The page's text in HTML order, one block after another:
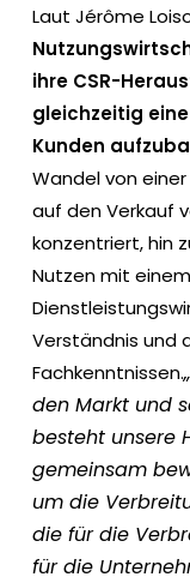
Laut Jérôme
ihre CSR-
gleichzeitig
Kunden
Wandel von
auf den Verkauf
konzentriert, hin
Nutzen mit
Verständnis und
Fachkenntnissen.
den Markt und
besteht unsere
gemeinsam
um die
die für die
für die